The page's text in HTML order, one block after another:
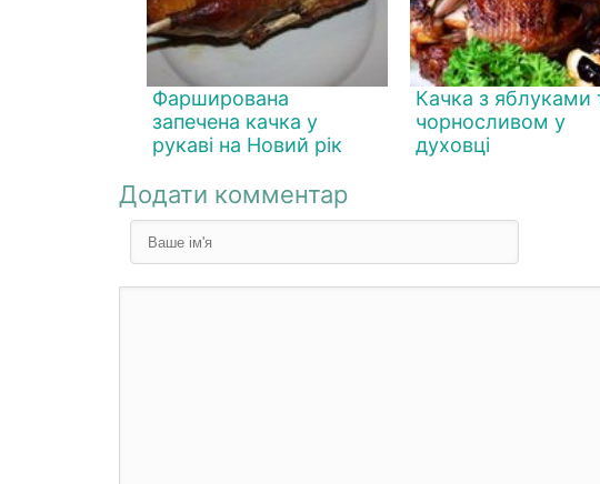
Фарширована
запечена качка у
рукаві на Новий рік
Качка з яблуками
чорносливом у
духовці
Додати комментар